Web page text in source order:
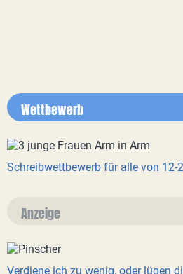
Wettbewerb
Schreibwettbewerb für alle von 12-
Anzeige
Verdiene ich zu wenig, oder lügen